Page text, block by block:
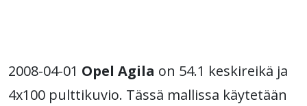
2008-04-01 Opel Agila on 54.1 keskireikä ja
4x100 pulttikuvio. Tässä mallissa käytetään